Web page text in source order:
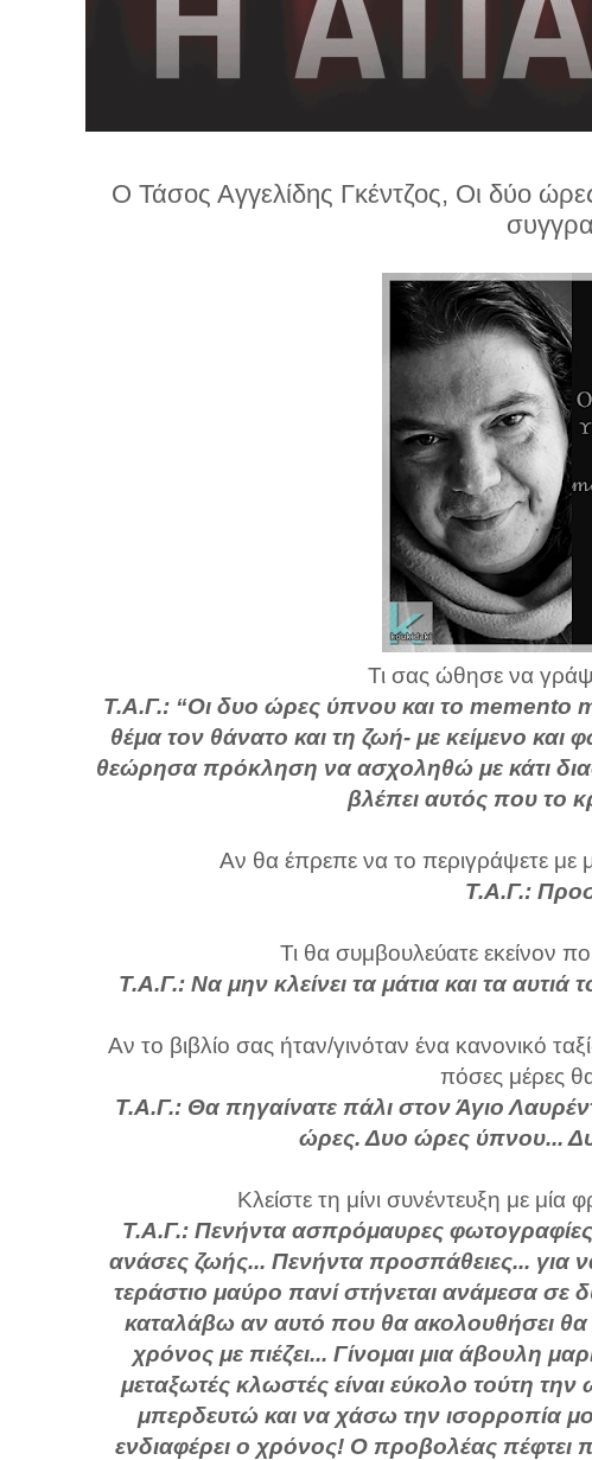
Ο Τάσος Αγγελίδης Γκέντζος, Οι δύο
Τι σας ώθησε να
Τ.Α.Γ.: “Οι δυο ώρες ύπνου και το memento
θέμα τον θάνατο και τη ζωή- με κείμενο και
θεώρησα πρόκληση να ασχοληθώ με κάτι
βλέπει αυτός που το
Αν θα έπρεπε να το περιγράψετε με
Τ.Α.Γ.:
Τι θα συμβουλεύατε εκείνον
Τ.Α.Γ.: Να μην κλείνει τα μάτια και τα
Αν το βιβλίο σας ήταν/γινόταν ένα κανονικό
πόσες μέρες
Τ.Α.Γ.: Θα πηγαίνατε πάλι στον Άγιο
ώρες. Δυο ώρες ύπνου...
Κλείστε τη μίνι συνέντευξη με
Τ.Α.Γ.: Πενήντα ασπρόμαυρες
ανάσες ζωής... Πενήντα προσπάθειες...
τεράστιο μαύρο πανί στήνεται ανάμεσα
καταλάβω αν αυτό που θα ακολουθήσει θα
χρόνος με πιέζει... Γίνομαι μια άβουλη
μεταξωτές κλωστές είναι εύκολο τούτη
μπερδευτώ και να χάσω την ισορροπία
ενδιαφέρει ο χρόνος! Ο προβολέας πέφτει